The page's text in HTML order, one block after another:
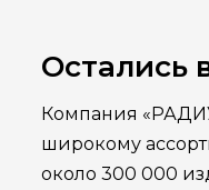
Остались
Компания
широкому
около 300 000